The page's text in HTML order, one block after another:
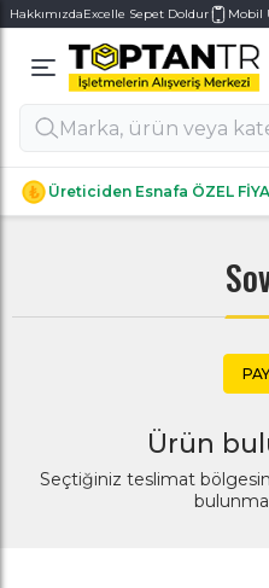
HakkımızdaExcelle Sepet Doldur Mobil
Üreticiden Esnafa ÖZEL
Alt Kategoriler
Alt Kategoriler
Ürün
Seçtiğiniz teslimat